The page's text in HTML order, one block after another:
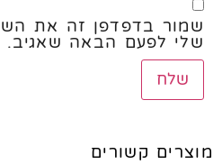
שמור בדפדפן זה את
שלי לפעם הבאה שאגיב.
מוצרים קשורים